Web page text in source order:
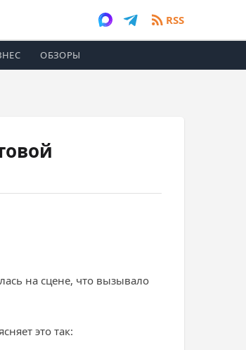
RSS
ОБЗОРЫ
на сцене, что вызывало
это так: